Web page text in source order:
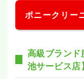
ポニークリー
高級ブランド
池サービス店